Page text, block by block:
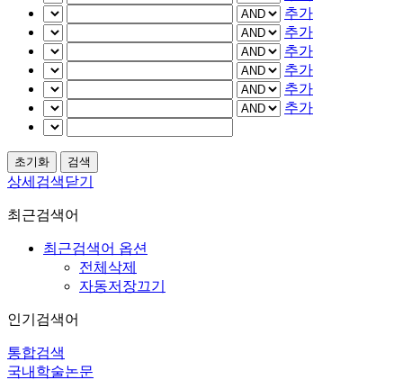
추가
추가
추가
추가
추가
추가
상세검색닫기
최근검색어
최근검색어 옵션
전체삭제
자동저장끄기
인기검색어
통합검색
국내학술논문